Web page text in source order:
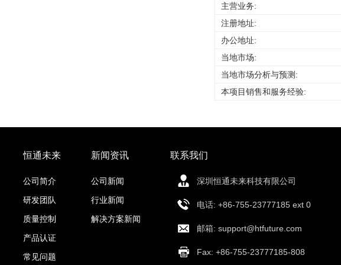
主营业务:
注册地址:
办公地址:
当地市场:
当地市场分析与预测:
本项目销售和服务经验:
恒通未来
公司简介
研发团队
质量控制
产品认证
常见问题
新闻资讯
公司新闻
行业新闻
解决方案新闻
联系我们
深圳恒通未来科技有限公司
电话: +86-755-23777185 ext 0
邮箱: support@htfuture.com
Fax: +86-755-23777185-808